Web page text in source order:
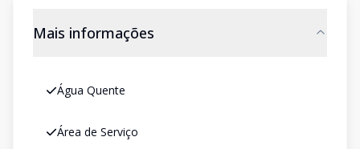
Mais informações
Água Quente
Área de Serviço